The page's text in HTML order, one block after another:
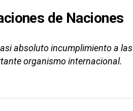
de Naciones
absoluto incumplimiento a las
organismo internacional.